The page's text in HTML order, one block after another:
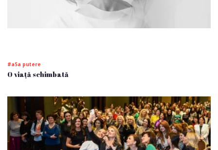
#a5a putere
O viață schimbată